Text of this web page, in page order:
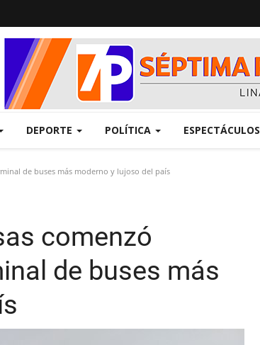
DEPORTE POLÍTICA ESPECTÁCULOS
de buses más moderno y lujoso del país
comenzó
de buses más